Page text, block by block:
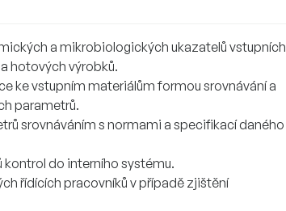
a mikrobiologických ukazatelů vstupních
hotových výrobků.
ke vstupním materiálům formou srovnávání a
parametrů.
srovnáváním s normami a specifikací daného
kontrol do interního systému.
řídících pracovníků v případě zjištění